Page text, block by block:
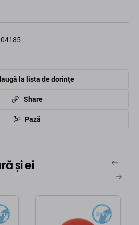
la lista de dorințe
Share
Pază
și ei